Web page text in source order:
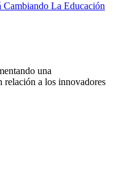
La Educación
una
relación a los innovadores